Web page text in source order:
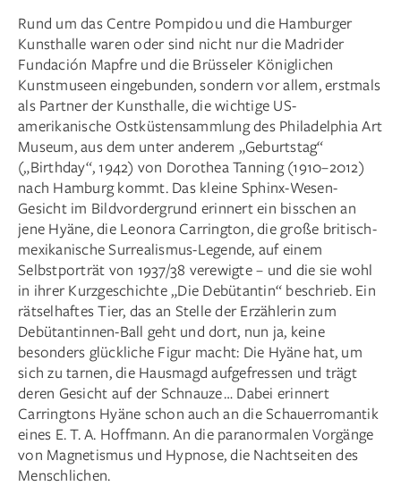
Rund um das Centre Pompidou und die Hamburger
Kunsthalle waren oder sind nicht nur die Madrider
Fundación Mapfre und die Brüsseler Königlichen
Kunstmuseen eingebunden, sondern vor allem, erstmals
als Partner der Kunsthalle, die wichtige US-
amerikanische Ostküstensammlung des Philadelphia Art
Museum, aus dem unter anderem „Geburtstag“
(„Birthday“, 1942) von Dorothea Tanning (1910–2012)
nach Hamburg kommt. Das kleine Sphinx-Wesen-
Gesicht im Bildvordergrund erinnert ein bisschen an
jene Hyäne, die Leonora Carrington, die große britisch-
mexikanische Surrealismus-Legende, auf einem
Selbstporträt von 1937/38 verewigte – und die sie wohl
in ihrer Kurzgeschichte „Die Debütantin“ beschrieb. Ein
rätselhaftes Tier, das an Stelle der Erzählerin zum
Debütantinnen-Ball geht und dort, nun ja, keine
besonders glückliche Figur macht: Die Hyäne hat, um
sich zu tarnen, die Hausmagd aufgefressen und trägt
deren Gesicht auf der Schnauze … Dabei erinnert
Carringtons Hyäne schon auch an die Schauerromantik
eines E. T. A. Hoffmann. An die paranormalen Vorgänge
von Magnetismus und Hypnose, die Nachtseiten des
Menschlichen.